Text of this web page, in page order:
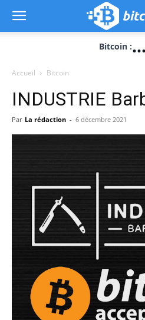
Bitcoin :...
Accueil Bitcoin
INDUSTRIE
Par La rédaction - 6 décembre 2021